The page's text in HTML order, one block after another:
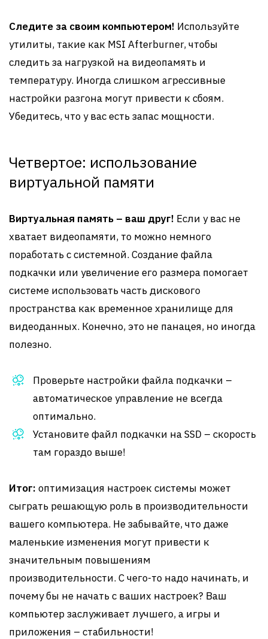
Следите за своим компьютером! Используйте
утилиты, такие как MSI Afterburner, чтобы
следить за нагрузкой на видеопамять и
температуру. Иногда слишком агрессивные
настройки разгона могут привести к сбоям.
Убедитесь, что у вас есть запас мощности.
Четвертое: использование
виртуальной памяти
Виртуальная память – ваш друг! Если у вас не
хватает видеопамяти, то можно немного
поработать с системной. Создание файла
подкачки или увеличение его размера помогает
системе использовать часть дискового
пространства как временное хранилище для
видеоданных. Конечно, это не панацея, но иногда
полезно.
Проверьте настройки файла подкачки –
автоматическое управление не всегда
оптимально.
Установите файл подкачки на SSD – скорость
там гораздо выше!
Итог: оптимизация настроек системы может
сыграть решающую роль в производительности
вашего компьютера. Не забывайте, что даже
маленькие изменения могут привести к
значительным повышениям
производительности. С чего-то надо начинать, и
почему бы не начать с ваших настроек? Ваш
компьютер заслуживает лучшего, а игры и
приложения – стабильности!